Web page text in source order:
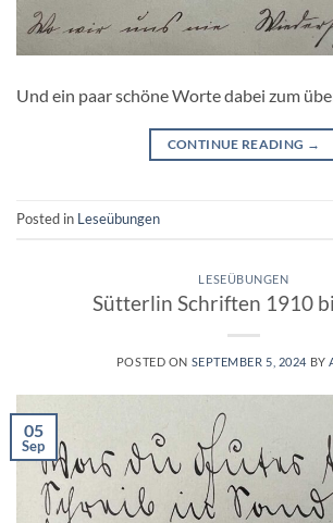
Und ein paar schöne Worte dabei zum
CONTINUE READING →
Posted in Leseübungen
LESEÜBUNGEN
Sütterlin Schriften 1910
POSTED ON SEPTEMBER 5, 2024 BY
05
Sep